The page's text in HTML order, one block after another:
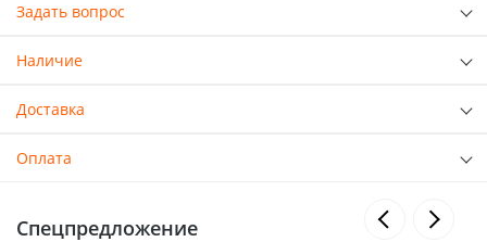
Задать вопрос
Наличие
Доставка
Оплата
Спецпредложение